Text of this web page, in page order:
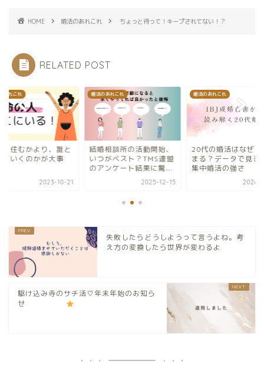
HOME 婚活のあれこれ ちょっと待って！キープされてない！？
RELATED POST
あれこれ
相談所の活動開始、
ベスト？TMS連盟
2025-12-15
婚活のあれこれ
20代の婚活はなぜ早く決
まる？データで見る短期
集中婚活の強さ
2026-05-04
婚活のあれこれ
どこに住むかより、
生きていくのかが大
2023-
失敗したらどうしようって言うよね。考
え方の変換したら世界が変わるよ
駆け込み寺のサチ活♡年末年始のお知ら
せ